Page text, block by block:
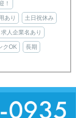
！
あり 土日祝休み
求人企業名あり
クOK 長期